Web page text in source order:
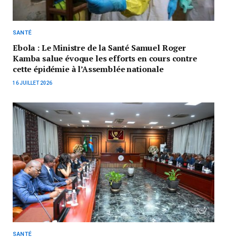
SANTÉ
Ebola : Le Ministre de la Santé Samuel Roger
Kamba salue évoque les efforts en cours contre
cette épidémie à l’Assemblée nationale
16 JUILLET 2026
SANTÉ